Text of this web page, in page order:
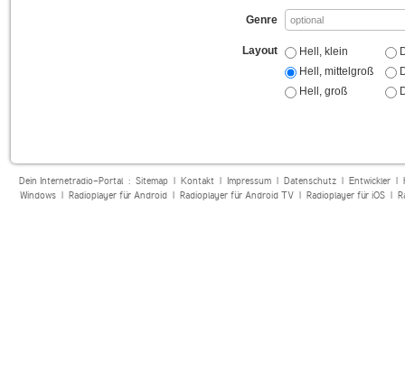
Genre
Layout
Hell, klein
Hell, mittelgroß
Hell, groß
Dein Internetradio-Portal : Sitemap| Kontakt| Impressum| Datenschutz| Entwickler|
Windows| Radioplayer für Android| Radioplayer für Android TV| Radioplayer für iOS|